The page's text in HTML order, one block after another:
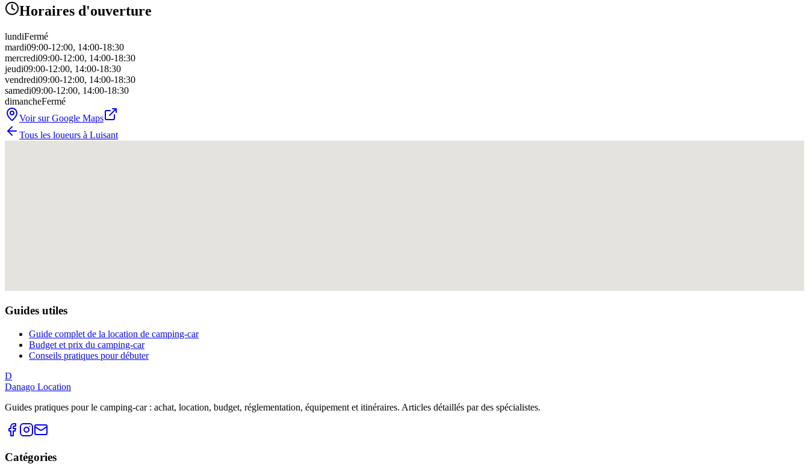
Horaires d'ouverture
lundiFermé
mardi09:00-12:00, 14:00-18:30
mercredi09:00-12:00, 14:00-18:30
jeudi09:00-12:00, 14:00-18:30
vendredi09:00-12:00, 14:00-18:30
samedi09:00-12:00, 14:00-18:30
dimancheFermé
Voir sur Google Maps
Tous les loueurs à Luisant
Guides utiles
Guide complet de la location de camping-car
Budget et prix du camping-car
Conseils pratiques pour débuter
D
Danago Location
Guides pratiques pour le camping-car : achat, location, budget, réglementation, équipement et itinéraires. Articles détaillés par des spécialistes.
Catégories